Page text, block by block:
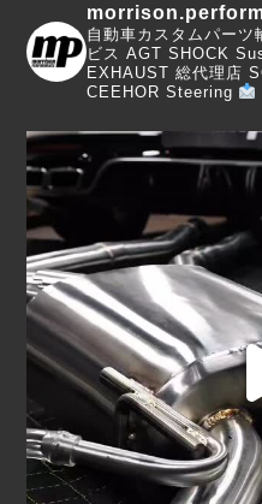
自動車カスタムパーツ
ビス AGT SHOCK
EXHAUST 総代理店
CEEHOR Steering